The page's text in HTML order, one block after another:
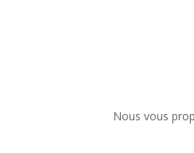
Nous vous